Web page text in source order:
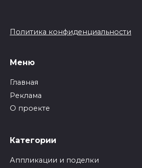
Политика конфиденциальности
Меню
Главная
Реклама
О проекте
Категории
Аппликации и поделки